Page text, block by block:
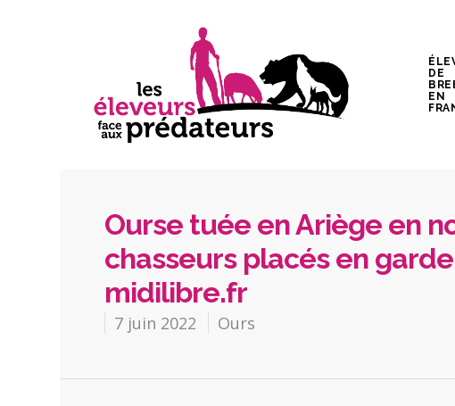
DE
EN
Ourse tuée en Ariège en
chasseurs placés en
midilibre.fr
7 juin 2022 Ours